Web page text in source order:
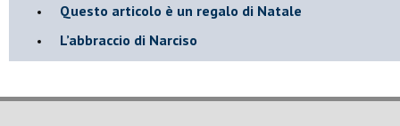
​Questo articolo è un regalo di Natale
L’abbraccio di Narciso